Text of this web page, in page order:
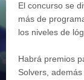
El concurso se
más de
los niveles de
Habrá premios
Solvers,